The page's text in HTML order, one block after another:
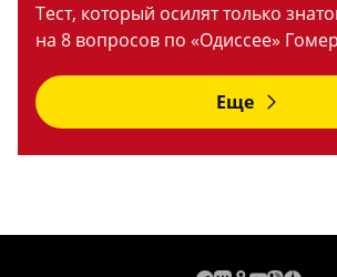
Тест, который осилят только
на 8 вопросов по «Одиссее»
Еще